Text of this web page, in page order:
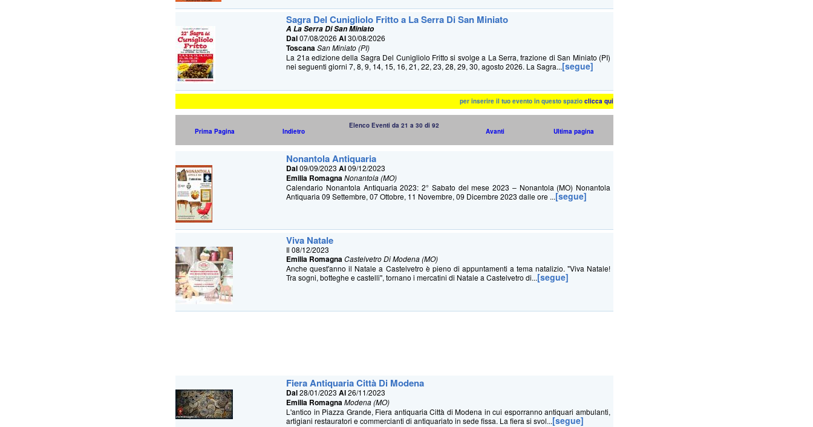
Sagra Del Cunigliolo Fritto a La Serra Di San Miniato
A La Serra Di San Miniato
Dal07/08/2026Al30/08/2026
ToscanaSan Miniato (PI)
La 21a edizione della Sagra Del Cunigliolo Fritto si svolge a La Serra, frazione di San Miniato (PI)
nei seguenti giorni 7, 8, 9, 14, 15, 16, 21, 22, 23, 28, 29, 30, agosto 2026. La Sagra...[segue]
per inserire il tuo evento in questo spazio clicca qui
Prima Pagina Indietro
Elenco Eventi da 21 a 30 di 92
Avanti Ultima pagina
Nonantola Antiquaria
Dal09/09/2023Al09/12/2023
Emilia RomagnaNonantola (MO)
Calendario Nonantola Antiquaria 2023: 2° Sabato del mese 2023 – Nonantola (MO) Nonantola
Antiquaria 09 Settembre, 07 Ottobre, 11 Novembre, 09 Dicembre 2023 dalle ore ...[segue]
Viva Natale
Il 08/12/2023
Emilia RomagnaCastelvetro Di Modena (MO)
Anche quest'anno il Natale a Castelvetro è pieno di appuntamenti a tema natalizio. "Viva Natale!
Tra sogni, botteghe e castelli", tornano i mercatini di Natale a Castelvetro di...[segue]
Fiera Antiquaria Città Di Modena
Dal28/01/2023Al26/11/2023
Emilia RomagnaModena (MO)
L'antico in Piazza Grande, Fiera antiquaria Città di Modena in cui esporranno antiquari ambulanti,
artigiani restauratori e commercianti di antiquariato in sede fissa. La fiera si svol...[segue]